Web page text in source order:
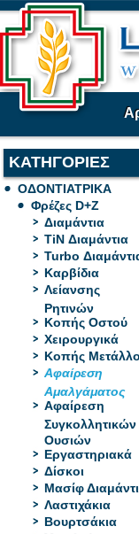
ΚΑΤΗΓΟΡΙΕΣ
ΟΔΟΝΤΙΑΤΡΙΚΑ
Φρέζες D+Z
Διαμάντια
TiN Διαμάντια
Turbo
Καρβίδια
Λείανσης
Ρητινών
Κοπής Οστού
Χειρουργικά
Κοπής
Αφαίρεση
Αμαλγάματος
Αφαίρεση
Συγκολλητικών
Ουσιών
Εργαστηριακά
Δίσκοι
Μασίφ
Λαστιχάκια
Βουρτσάκια